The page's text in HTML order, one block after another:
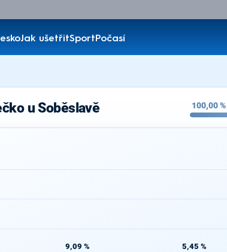
Jak ušetřitSportPočasí
u Soběslavě 100,00%
9,09 % 5,45 %